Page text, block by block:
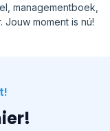
managementboek,
moment is nú!